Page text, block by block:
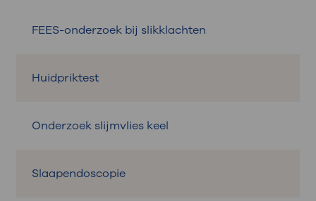
FEES-onderzoek bij slikklachten
Huidpriktest
Onderzoek slijmvlies keel
Slaapendoscopie